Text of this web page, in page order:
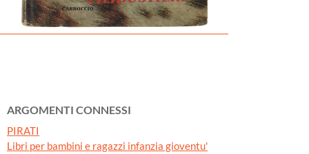
ARGOMENTI CONNESSI
PIRATI
Libri per bambini e ragazzi infanzia gioventu'